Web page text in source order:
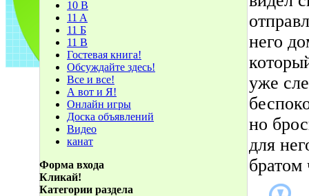
10 В
11 A
11 Б
11 В
Гостевая книга!
Обсуждайте здесь!
Все и все!
А вот и Я!
Онлайн игры
Доска объявлений
Видео
канат
Форма входа
Кликай!
Категории раздела
него
уже
но
для